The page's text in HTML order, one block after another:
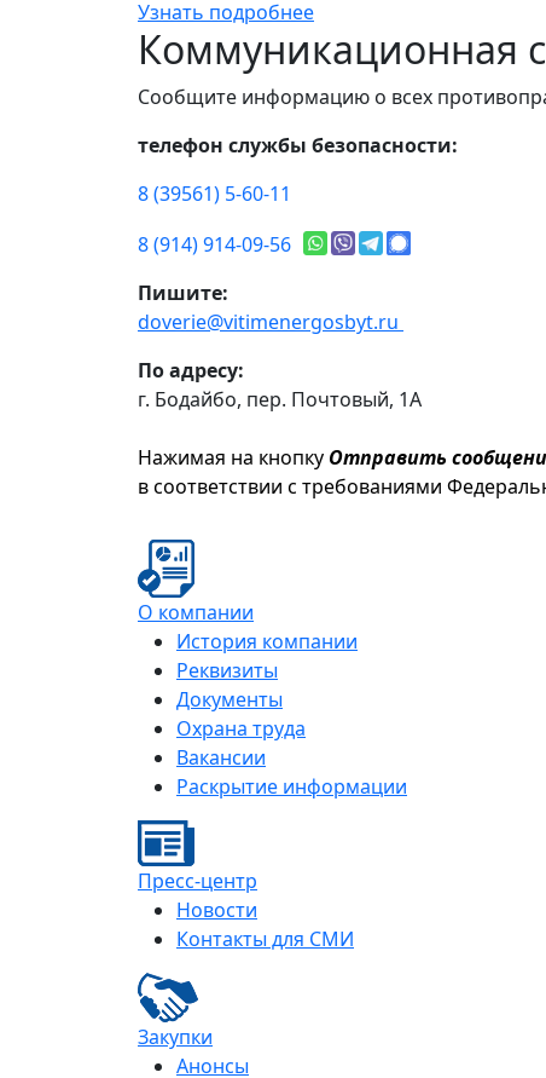
Узнать подробнее
Коммуникационная
Сообщите информацию о всех
телефон службы безопасности:
8 (39561) 5-60-11
8 (914) 914-09-56
Пишите:
doverie@vitimenergosbyt.ru
По адресу:
г. Бодайбо, пер. Почтовый, 1А
Нажимая на кнопку Отправить
в соответствии с требованиями
О компании
История компании
Реквизиты
Документы
Охрана труда
Вакансии
Раскрытие информации
Пресс-центр
Новости
Контакты для СМИ
Закупки
Анонсы